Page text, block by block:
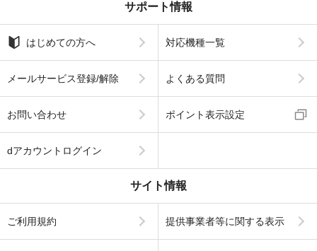
サポート情報
はじめての方へ 対応機種一覧
メールサービス登録/解除 よくある質問
お問い合わせ ポイント表示設定
dアカウントログイン
サイト情報
ご利用規約 提供事業者等に関する表示